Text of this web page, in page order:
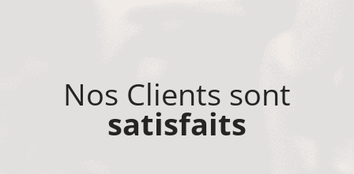
Nos Clients sont
satisfaits